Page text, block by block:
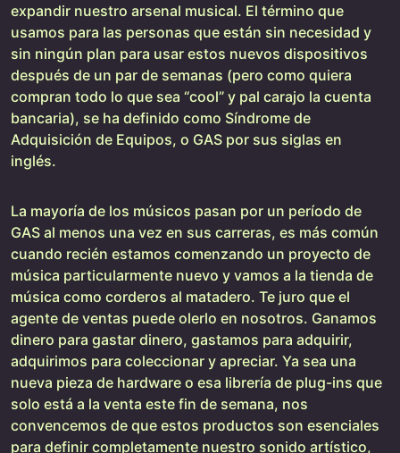
expandir nuestro arsenal musical. El término que
usamos para las personas que están sin necesidad y
sin ningún plan para usar estos nuevos dispositivos
después de un par de semanas (pero como quiera
compran todo lo que sea “cool” y pal carajo la cuenta
bancaria), se ha definido como Síndrome de
Adquisición de Equipos, o GAS por sus siglas en
inglés.
La mayoría de los músicos pasan por un período de
GAS al menos una vez en sus carreras, es más común
cuando recién estamos comenzando un proyecto de
música particularmente nuevo y vamos a la tienda de
música como corderos al matadero. Te juro que el
agente de ventas puede olerlo en nosotros. Ganamos
dinero para gastar dinero, gastamos para adquirir,
adquirimos para coleccionar y apreciar. Ya sea una
nueva pieza de hardware o esa librería de plug-ins que
solo está a la venta este fin de semana, nos
convencemos de que estos productos son esenciales
para definir completamente nuestro sonido artístico,